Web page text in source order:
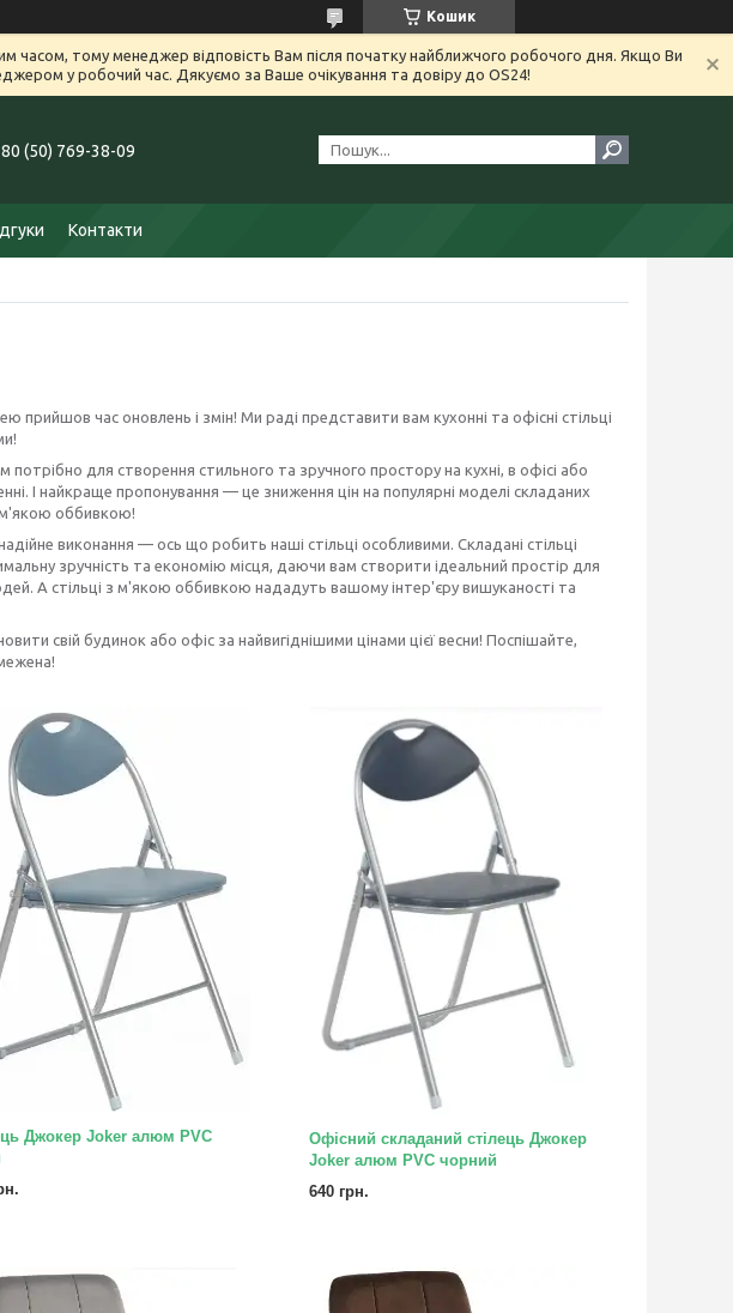
Кошик
тому менеджер відповість Вам після початку найближчого робочого дня. Якщо Ви
у робочий час. Дякуємо за Ваше очікування та довіру до OS24!
(50) 769-38-09
Контакти
прийшов час оновлень і змін! Ми раді представити вам кухонні та офісні стільці
для створення стильного та зручного простору на кухні, в офісі або
І найкраще пропонування — це зниження цін на популярні моделі складаних
м'якою оббивкою!
виконання — ось що робить наші стільці особливими. Складані стільці
зручність та економію місця, даючи вам створити ідеальний простір для
А стільці з м'якою оббивкою нададуть вашому інтер'єру вишуканості та
свій будинок або офіс за найвигіднішими цінами цієї весни! Поспішайте,
Джокер Joker алюм PVC
Офісний складаний стілець Джокер
Joker алюм PVC чорний
640 грн.